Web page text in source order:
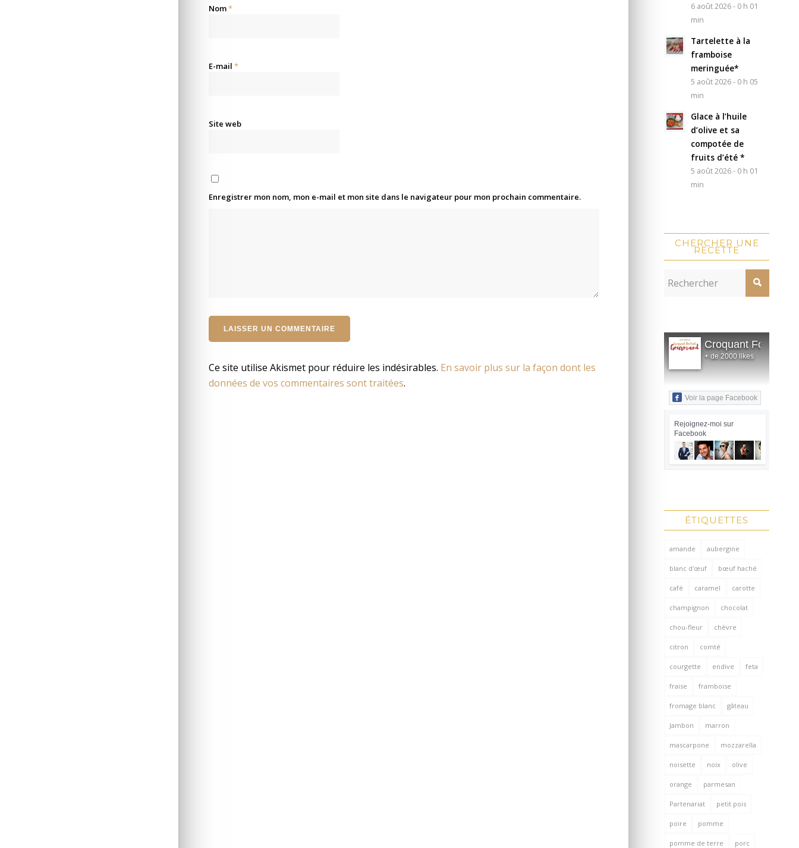
Nom*
E-mail *
Site web
Enregistrer mon nom, mon e-mail et mon site dans le navigateur pour mon prochain commentaire.
Ce site utilise Akismet pour réduire les indésirables. En savoir plus sur la façon dont les
données de vos commentaires sont traitées.
6 août 2026 - 0 h 01
min
Tartelette à la
framboise
meringuée*
5 août 2026 - 0 h 05
min
Glace à l’huile
d’olive et sa
compotée de
fruits d’été *
5 août 2026 - 0 h 01
min
CHERCHER UNE
RECETTE
Croquant Fondant
+ de 2000 likes
Voir la page Facebook
Rejoignez-moi sur
Facebook
ÉTIQUETTES
amande aubergine
blanc d'œuf bœuf haché
café caramel carotte
champignon chocolat
chou-fleur chèvre
citron comté
courgette endive feta
fraise framboise
fromage blanc gâteau
Jambon marron
mascarpone mozzarella
noisette noix olive
orange parmesan
Partenariat petit pois
poire pomme
pomme de terre porc